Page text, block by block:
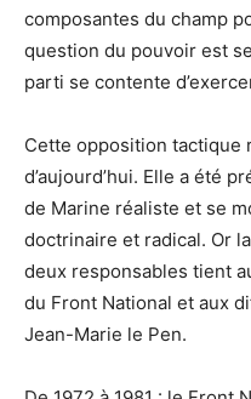
composantes du champ
question du pouvoir est
parti se contente
Cette opposition tactique
d’aujourd’hui. Elle a été
de Marine réaliste et se
doctrinaire et radical. Or
deux responsables tient
du Front National et aux
Jean-Marie le Pen.